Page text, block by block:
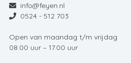
info@feyen.nl
0524 - 512 703
Open van maandag t/m vrijdag
08.00 uur – 17.00 uur